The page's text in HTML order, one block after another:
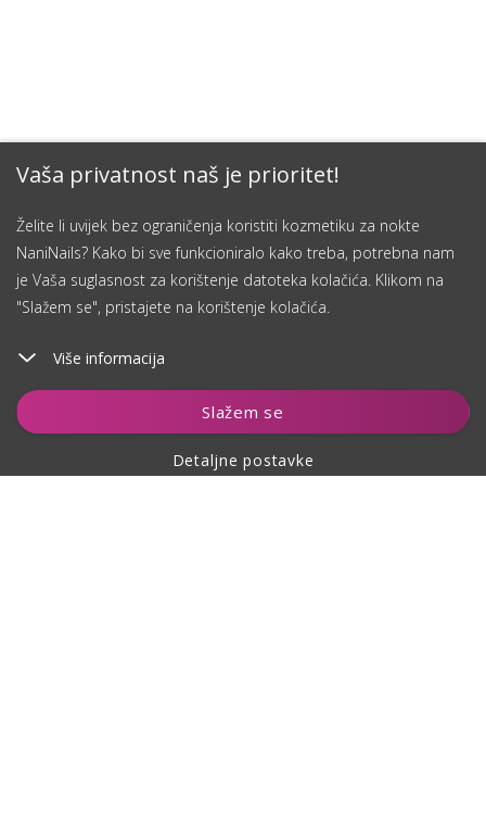
Vaša privatnost naš je prioritet!
Želite li uvijek bez ograničenja koristiti kozmetiku za nokte
NaniNails? Kako bi sve funkcioniralo kako treba, potrebna nam
je Vaša suglasnost za korištenje datoteka kolačića. Klikom na
"Slažem se", pristajete na korištenje kolačića.
Više informacija
Slažem se
Detaljne postavke
Dodaj u košaricu